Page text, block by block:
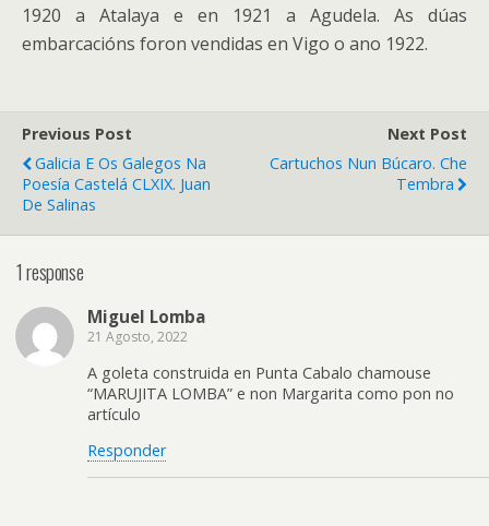
1920 a Atalaya e en 1921 a Agudela. As dúas
embarcacións foron vendidas en Vigo o ano 1922.
Previous Post
Galicia E Os Galegos Na
Poesía Castelá CLXIX. Juan
De Salinas
Next Post
Cartuchos Nun Búcaro. Che
Tembra
1 response
Miguel Lomba
21 Agosto, 2022
A goleta construida en Punta Cabalo chamouse
“MARUJITA LOMBA” e non Margarita como pon no
artículo
Responder